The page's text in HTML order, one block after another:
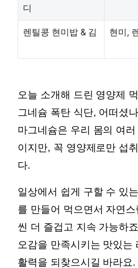
디
렌틸콩 현미밥 & 김 현미,
오늘 소개해 드린 영양제
그네슘 폭탄 식단, 어떠셨
마그네슘은 우리 몸의 여
이지만, 꼭 영양제로만 섭
다.
일상에서 쉽게 구할 수 있
를 만들어 먹으면서 자연
씬 더 즐겁고 지속 가능하
오감을 만족시키는 맛있는
활력을 되찾으시길 바라요.